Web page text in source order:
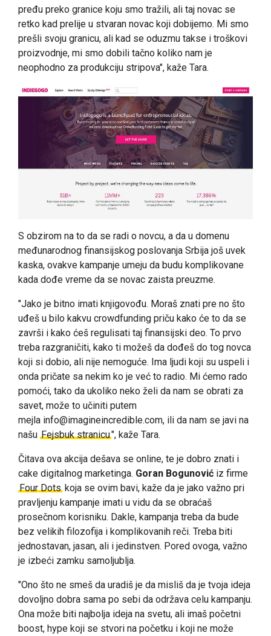
pređu preko granice koju smo tražili, ali taj novac se
retko kad prelije u stvaran novac koji dobijemo. Mi smo
prešli svoju granicu, ali kad se oduzmu takse i troškovi
proizvodnje, mi smo dobili tačno koliko nam je
neophodno za produkciju stripova", kaže Tara.
S obzirom na to da se radi o novcu, a da u domenu
međunarodnog finansijskog poslovanja Srbija još uvek
kaska, ovakve kampanje umeju da budu komplikovane
kada dođe vreme da se novac zaista preuzme.
"Jako je bitno imati knjigovođu. Moraš znati pre no što
uđeš u bilo kakvu crowdfunding priču kako će to da se
završi i kako ćeš regulisati taj finansijski deo. To prvo
treba razgraničiti, kako ti možeš da dođeš do tog novca
koji si dobio, ali nije nemoguće. Ima ljudi koji su uspeli i
onda pričate sa nekim ko je već to radio. Mi ćemo rado
pomoći, tako da ukoliko neko želi da nam se obrati za
savet, može to učiniti putem
mejla info@imagineincredible.com, ili da nam se javi na
našu Fejsbuk stranicu", kaže Tara.
Čitava ova akcija dešava se online, te je dobro znati i
cake digitalnog marketinga. Goran Bogunović iz firme
Four Dots koja se ovim bavi, kaže da je jako važno pri
pravljenju kampanje imati u vidu da se obraćaš
prosečnom korisniku. Dakle, kampanja treba da bude
bez velikih filozofija i komplikovanih reči. Treba biti
jednostavan, jasan, ali i jedinstven. Pored ovoga, važno
je izbeći zamku samoljublja.
"Ono što ne smeš da uradiš je da misliš da je tvoja ideja
dovoljno dobra sama po sebi da održava celu kampanju.
Ona može biti najbolja ideja na svetu, ali imaš početni
boost, hype koji se stvori na početku i koji ne može